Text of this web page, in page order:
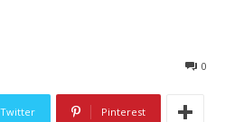
0
Twitter Pinterest